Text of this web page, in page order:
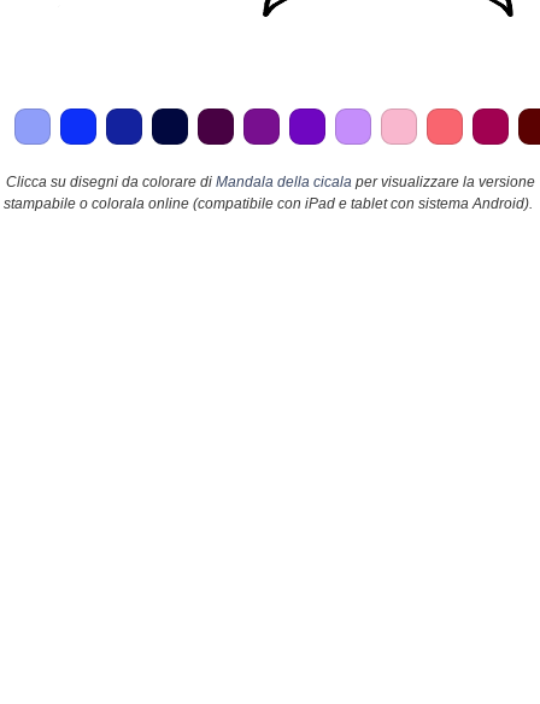
Clicca su disegni da colorare di Mandala della cicala per visualizzare la versione
stampabile o colorala online (compatibile con iPad e tablet con sistema Android).